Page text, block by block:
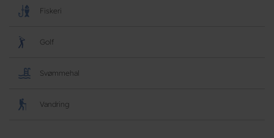
Fiskeri
Golf
Svømmehal
Vandring